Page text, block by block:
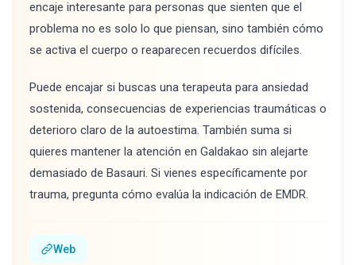
encaje interesante para personas que sienten que el
problema no es solo lo que piensan, sino también cómo
se activa el cuerpo o reaparecen recuerdos difíciles.
Puede encajar si buscas una terapeuta para ansiedad
sostenida, consecuencias de experiencias traumáticas o
deterioro claro de la autoestima. También suma si
quieres mantener la atención en Galdakao sin alejarte
demasiado de Basauri. Si vienes específicamente por
trauma, pregunta cómo evalúa la indicación de EMDR.
Web